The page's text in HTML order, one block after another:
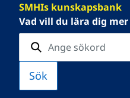
SMHIs kunskapsbank
Vad vill du lära dig mer